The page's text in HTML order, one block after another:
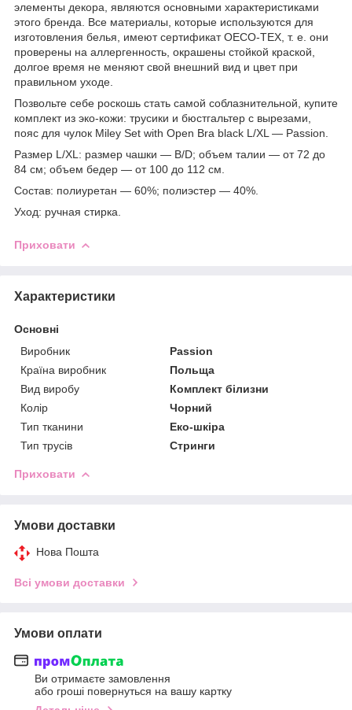
элементы декора, являются основными характеристиками
этого бренда. Все материалы, которые используются для
изготовления белья, имеют сертификат OECO-TEX, т. е. они
проверены на аллергенность, окрашены стойкой краской,
долгое время не меняют свой внешний вид и цвет при
правильном уходе.
Позвольте себе роскошь стать самой соблазнительной, купите
комплект из эко-кожи: трусики и бюстгальтер с вырезами,
пояс для чулок Miley Set with Open Bra black L/XL — Passion.
Размер L/XL: размер чашки — B/D; объем талии — от 72 до
84 см; объем бедер — от 100 до 112 см.
Состав: полиуретан — 60%; полиэстер — 40%.
Уход: ручная стирка.
Приховати
Характеристики
Основні
Виробник
Passion
Країна виробник
Польща
Вид виробу
Комплект білизни
Колір
Чорний
Тип тканини
Еко-шкіра
Тип трусів
Стринги
Приховати
Умови доставки
Нова Пошта
Всі умови доставки
Умови оплати
Ви отримаєте замовлення
або гроші повернуться на вашу картку